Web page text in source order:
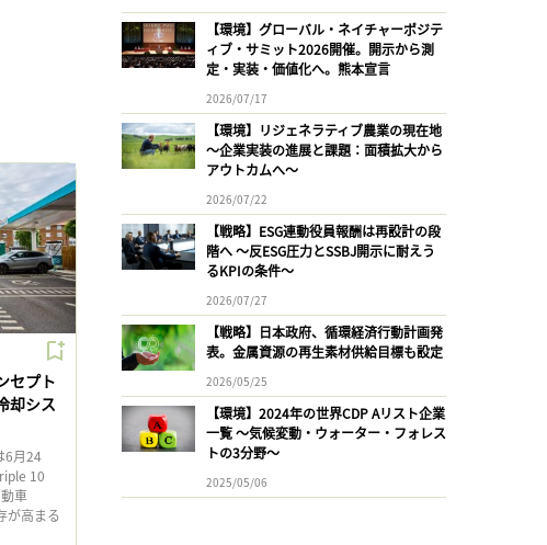
セプト
却シス
6月24
10
車
が高まる
急速充
【環境】グローバル・ネイチャーポジテ
ィブ・サミット2026開催。開示から測
定・実装・価値化へ。熊本宣言
2026/07/17
【環境】リジェネラティブ農業の現在地
〜企業実装の進展と課題：面積拡大から
アウトカムへ〜
2026/07/22
【戦略】ESG連動役員報酬は再設計の段
階へ 〜反ESG圧力とSSBJ開示に耐えう
るKPIの条件〜
2026/07/27
【戦略】日本政府、循環経済行動計画発
表。金属資源の再生素材供給目標も設定
2026/05/25
【環境】2024年の世界CDP Aリスト企業
一覧 〜気候変動・ウォーター・フォレス
トの3分野〜
2025/05/06